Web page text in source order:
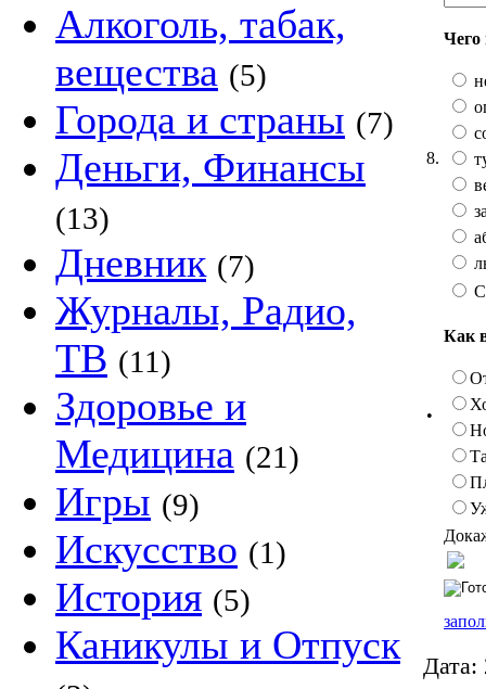
Алкоголь, табак,
вещества (5)
Города и страны (7)
Деньги, Финансы
(13)
Дневник (7)
Журналы, Радио,
ТВ (11)
Здоровье и
Медицина (21)
Игры (9)
Искусство (1)
История (5)
Каникулы и Отпуск
8.
Чего
•
Как
Дата: